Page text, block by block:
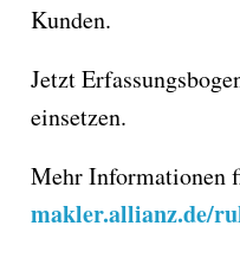
Kunden.
Jetzt
einsetzen.
Mehr Informationen
makler.allianz.de/